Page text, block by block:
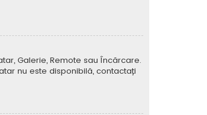
Galerie, Remote sau Încărcare.
nu este disponibilă, contactați